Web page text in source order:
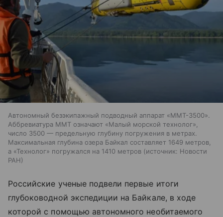
Автономный безэкипажный подводный аппарат «ММТ-3500».
Аббревиатура ММТ означают «Малый морской технолог»,
число 3500 — предельную глубину погружения в метрах.
Максимальная глубина озера Байкал составляет 1649 метров,
а «Технолог» погружался на 1410 метров
источник: Новости
РАН
Российские ученые подвели первые итоги
глубоководной экспедиции на Байкале, в ходе
которой с помощью автономного необитаемого